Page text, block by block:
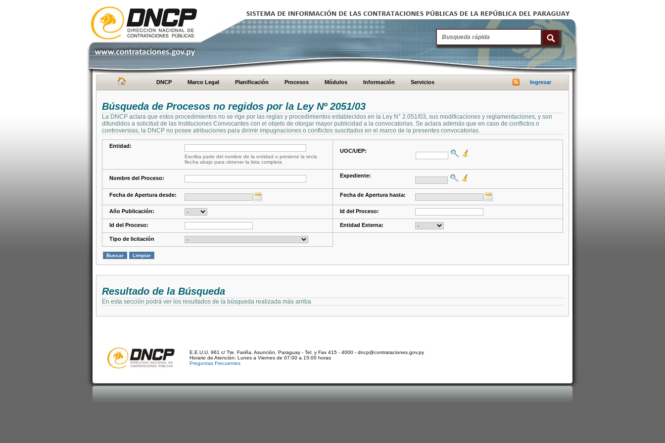
DNCP Marco Legal Planificación Procesos Módulos Información Servicios Ingresar
Búsqueda de Procesos no regidos por la Ley Nº 2051/03
La DNCP aclara que estos procedimientos no se rige por las reglas y procedimientos establecidos en la Ley N° 2.051/03, sus modificaciones y reglamentaciones, y son
difundidos a solicitud de las Instituciones Convocantes con el objeto de otorgar mayor publicidad a la convocatorias. Se aclara además que en caso de conflictos o
controversias, la DNCP no posee atribuciones para dirimir impugnaciones o conflictos suscitados en el marco de la presentes convocatorias.
Entidad:
Escriba parte del nombre de la entidad o presione la tecla
flecha abajo para obtener la lista completa
UOC/UEP:
Nombre del Proceso: Expediente:
Fecha de Apertura desde: Fecha de Apertura hasta:
Año Publicación: Id del Proceso:
Id del Proceso: Entidad Externa:
Tipo de licitación
Resultado de la Búsqueda
En esta sección podrá ver los resultados de la búsqueda realizada más arriba
E.E.U.U. 961 c/ Tte. Fariña. Asunción, Paraguay - Tel. y Fax 415 - 4000 - dncp@contrataciones.gov.py
Horario de Atención: Lunes a Viernes de 07:00 a 15:00 horas
Preguntas Frecuentes